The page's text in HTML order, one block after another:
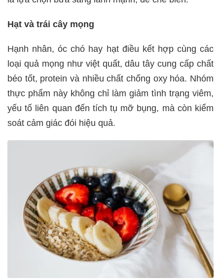
Hạt và trái cây mọng
Hạnh nhân, óc chó hay hạt điều kết hợp cùng các
loại quả mọng như việt quất, dâu tây cung cấp chất
béo tốt, protein và nhiều chất chống oxy hóa. Nhóm
thực phẩm này không chỉ làm giảm tình trạng viêm,
yếu tố liên quan đến tích tụ mỡ bụng, mà còn kiểm
soát cảm giác đói hiệu quả.